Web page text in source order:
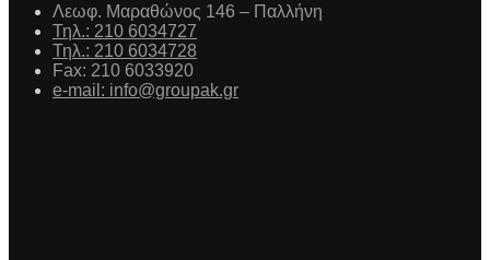
Λεωφ. Μαραθώνος 146 – Παλλήνη
Τηλ.: 210 6034727
Τηλ.: 210 6034728
Fax: 210 6033920
e-mail: info@groupak.gr